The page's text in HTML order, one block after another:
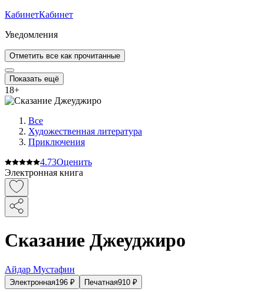
КабинетКабинет
Уведомления
Отметить все как прочитанные
Показать ещё
18+
Все
Художественная литература
Приключения
4.73Оценить
Электронная книга
Сказание Джеуджиро
Айдар Мустафин
Электронная196 ₽ Печатная910 ₽